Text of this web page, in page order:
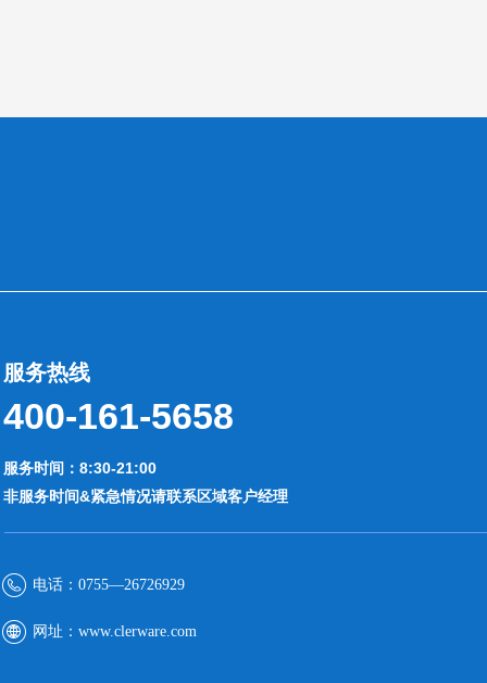
服务热线
400-161-5658
服务时间：8:30-21:00
非服务时间&紧急情况请联系区域客户经理
电话： 0755—26726929
网址： www.clerware.com